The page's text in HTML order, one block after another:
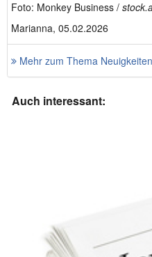
Foto: Monkey Business /
Marianna, 05.02.2026
Mehr zum Thema Neuigkeiten
Auch interessant: